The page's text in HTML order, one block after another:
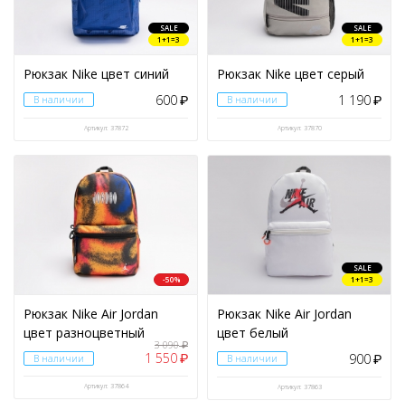
SALE
1+1=3
Рюкзак Nike цвет синий
В наличии 600₽
Артикул: 37872
SALE
1+1=3
Рюкзак Nike цвет серый
В наличии 1 190₽
Артикул: 37870
-50%
Рюкзак Nike Air Jordan
цвет разноцветный
В наличии
3 090₽
1 550₽
Артикул: 37864
SALE
1+1=3
Рюкзак Nike Air Jordan
цвет белый
В наличии 900₽
Артикул: 37863